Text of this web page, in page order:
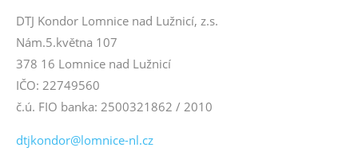
DTJ Kondor Lomnice nad Lužnicí, z.s.
Nám.5.května 107
378 16 Lomnice nad Lužnicí
IČO: 22749560
č.ú. FIO banka: 2500321862 / 2010
dtjkondor@lomnice-nl.cz